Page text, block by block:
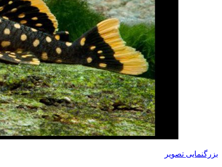
بزرگنمایی تصویر